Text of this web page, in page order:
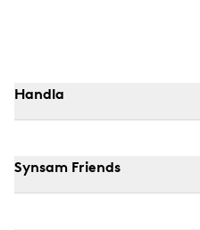
Handla
Synsam Friends